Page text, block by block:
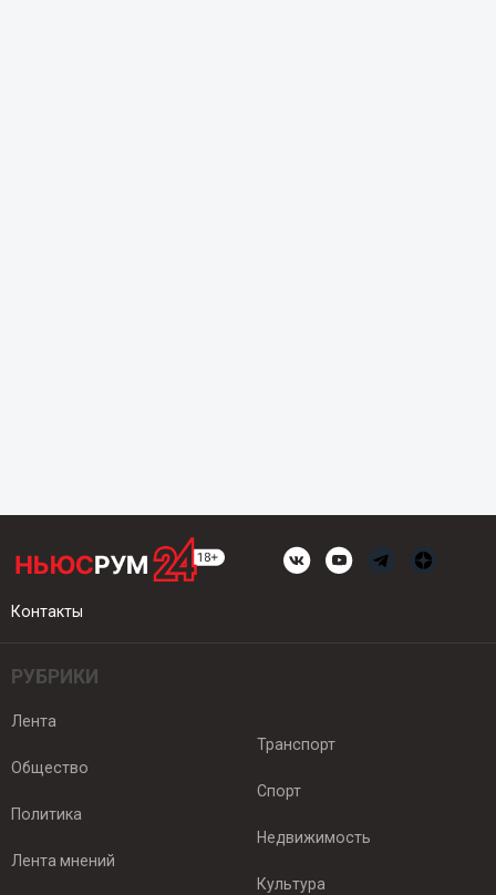
Контакты
РУБРИКИ
Лента
Общество
Политика
Лента мнений
Транспорт
Спорт
Недвижимость
Культура